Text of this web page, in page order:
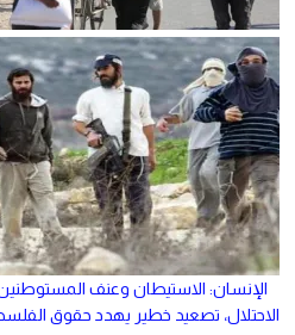
الإنسان: الاستيطان وعنف
الاحتلال، تصعيد خطير يهدد حقوق